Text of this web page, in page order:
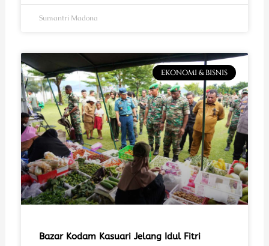
Sumantri Madona
EKONOMI & BISNIS
Bazar Kodam Kasuari Jelang Idul Fitri